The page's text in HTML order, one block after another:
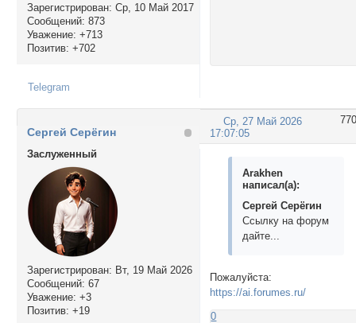
Зарегистрирован: Ср, 10 Май 2017
Сообщений: 873
Уважение: +713
Позитив: +702
Telegram
770
Ср, 27 Май 2026
17:07:05
Сергей Серёгин
Заслуженный
Зарегистрирован: Вт, 19 Май 2026
Сообщений: 67
Уважение: +3
Позитив: +19
Arakhen
написал(а):
Сергей Серёгин
Ссылку на форум
дайте...
Пожалуйста:
https://ai.forumes.ru/
0